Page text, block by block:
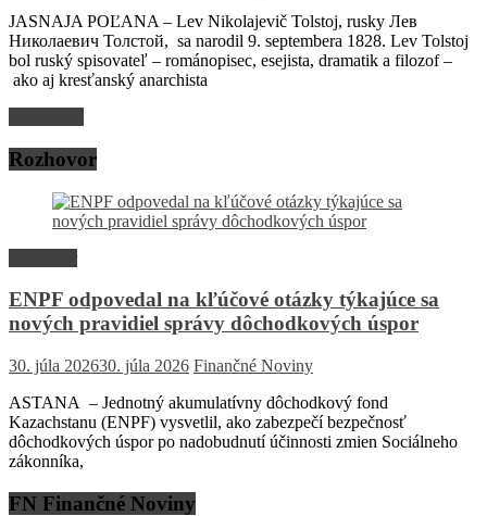
JASNAJA POĽANA – Lev Nikolajevič Tolstoj, rusky Лев
Николаевич Толстой, sa narodil 9. septembera 1828. Lev Tolstoj
bol ruský spisovateľ – románopisec, esejista, dramatik a filozof –
ako aj kresťanský anarchista
Rozhovor
ENPF odpovedal na kľúčové otázky týkajúce sa
nových pravidiel správy dôchodkových úspor
30. júla 202630. júla 2026 Finančné Noviny
ASTANA – Jednotný akumulatívny dôchodkový fond
Kazachstanu (ENPF) vysvetlil, ako zabezpečí bezpečnosť
dôchodkových úspor po nadobudnutí účinnosti zmien Sociálneho
zákonníka,
FN Finančné Noviny